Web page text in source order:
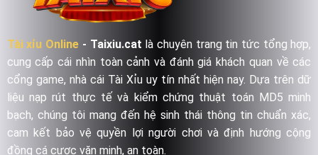
Tài xỉu Online - Taixiu.cat là chuyên trang tin tức tổng hợp,
cung cấp cái nhìn toàn cảnh và đánh giá khách quan về các
cổng game, nhà cái Tài Xỉu uy tín nhất hiện nay. Dựa trên dữ
liệu nạp rút thực tế và kiểm chứng thuật toán MD5 minh
bạch, chúng tôi mang đến hệ sinh thái thông tin chuẩn xác,
cam kết bảo vệ quyền lợi người chơi và định hướng cộng
đồng cá cược văn minh, an toàn.